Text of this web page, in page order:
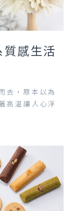
質感生活
去，原本以為
高溫讓人心浮